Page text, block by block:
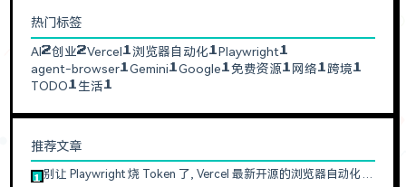
热门标签
AI2创业2Vercel1浏览器自动化1Playwright1
agent-browser1Gemini1Google1免费资源1 网络1 跨境1
TODO1 生活1
推荐文章
1 别让 Playwright 烧 Token 了, Vercel 最新开源的浏览器自动化神器真香